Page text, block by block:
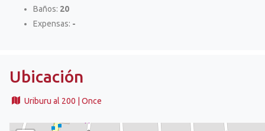
Baños: 20
Expensas: -
Ubicación
Uriburu al 200 | Once